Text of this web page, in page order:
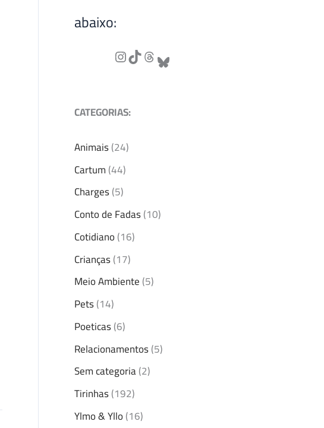
abaixo:
CATEGORIAS:
Animais(24)
Cartum(44)
Charges(5)
Conto de Fadas(10)
Cotidiano(16)
Crianças(17)
Meio Ambiente(5)
Pets(14)
Poeticas(6)
Relacionamentos(5)
Sem categoria(2)
Tirinhas(192)
Ylmo & Yllo(16)